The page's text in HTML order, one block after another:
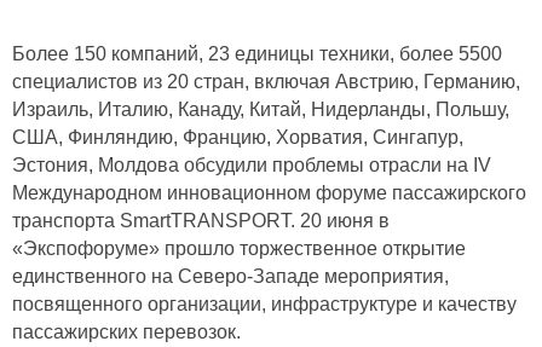
Более 150 компаний, 23 единицы техники, более 5500
специалистов из 20 стран, включая Австрию, Германию,
Израиль, Италию, Канаду, Китай, Нидерланды, Польшу,
США, Финляндию, Францию, Хорватия, Сингапур,
Эстония, Молдова обсудили проблемы отрасли на IV
Международном инновационном форуме пассажирского
транспорта SmartTRANSPORT. 20 июня в
«Экспофоруме» прошло торжественное открытие
единственного на Северо-Западе мероприятия,
посвященного организации, инфраструктуре и качеству
пассажирских перевозок.